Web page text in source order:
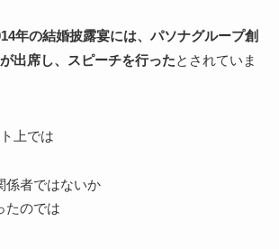
年の結婚披露宴には、パソナグループ創
出席し、スピーチを行ったとされていま
上では
係者ではないか
たのでは